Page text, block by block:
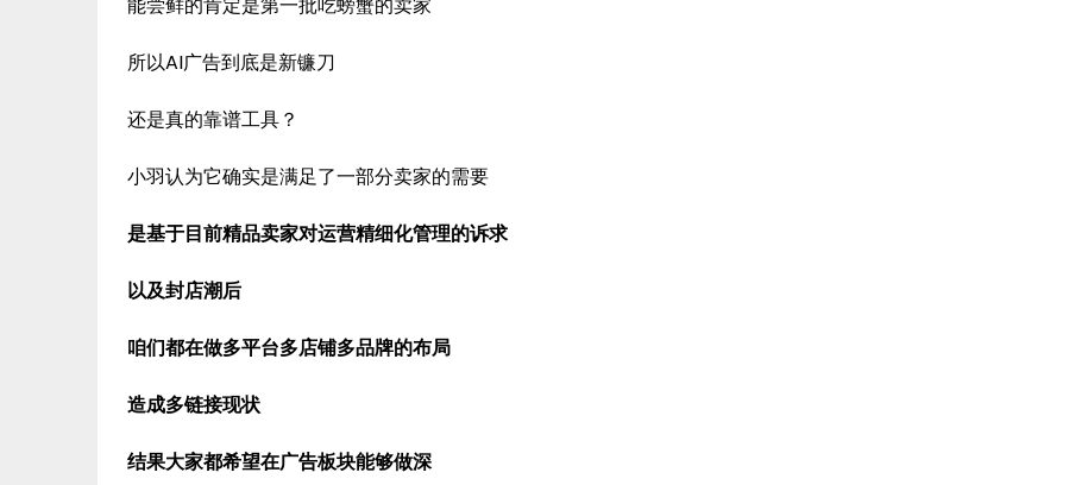
所以AI广告到底是新镰刀
还是真的靠谱工具？
小羽认为它确实是满足了一部分卖家的需要
是基于目前精品卖家对运营精细化管理的诉求
以及封店潮后
咱们都在做多平台多店铺多品牌的布局
造成多链接现状
结果大家都希望在广告板块能够做深